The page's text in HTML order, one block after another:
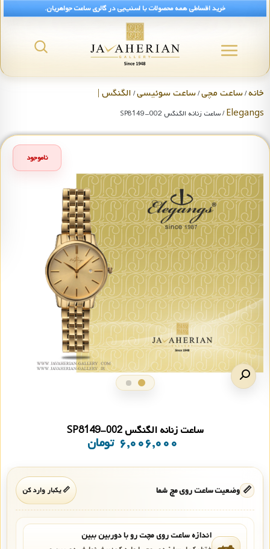
خرید اقساطی همه محصولات با اسنپ‌پی در گالری ساعت جواهریان.
خانه/ساعت مچی/ساعت سوئیسی/ الگنگس |
Elegangs/ ساعت زنانه الگنگس SP8149-002
ناموجود
ساعت زنانه الگنگس SP8149-002
۶,۰۰۶,۰۰۰ تومان
📏 وضعیت ساعت روی مچ شما 📏 یکبار وارد کن
اندازه ساعت روی مچت رو با دوربین ببین